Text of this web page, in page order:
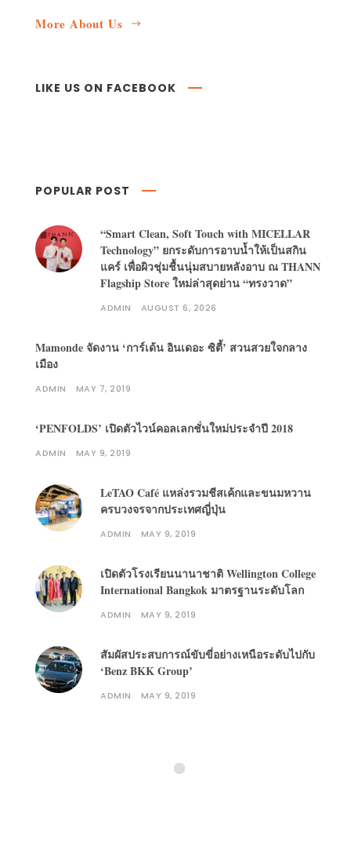
More About Us
LIKE US ON FACEBOOK
POPULAR POST
“Smart Clean, Soft Touch with MICELLAR
Technology” ยกระดับการอาบน้ำให้เป็นสกิน
แคร์ เพื่อผิวชุ่มชื้นนุ่มสบายหลังอาบ ณ THANN
Flagship Store ใหม่ล่าสุดย่าน “ทรงวาด”
ADMIN AUGUST 6, 2026
Mamonde จัดงาน ‘การ์เด้น อินเดอะ ซิตี้’ สวนสวยใจกลาง
เมือง
ADMIN MAY 7, 2019
‘PENFOLDS’ เปิดตัวไวน์คอลเลกชั่นใหม่ประจำปี 2018
ADMIN MAY 9, 2019
LeTAO Café แหล่งรวมชีสเค้กและขนมหวาน
ครบวงจรจากประเทศญี่ปุ่น
ADMIN MAY 9, 2019
เปิดตัวโรงเรียนนานาชาติ Wellington College
International Bangkok มาตรฐานระดับโลก
ADMIN MAY 9, 2019
สัมผัสประสบการณ์ขับขี่อย่างเหนือระดับไปกับ
‘Benz BKK Group’
ADMIN MAY 9, 2019